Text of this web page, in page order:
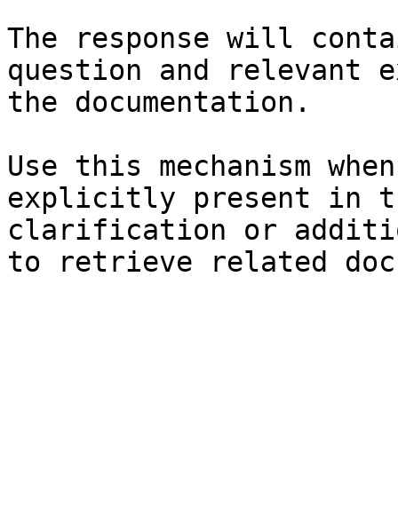
The response will
question and relevant
the documentation.
Use this mechanism
explicitly present in
clarification or